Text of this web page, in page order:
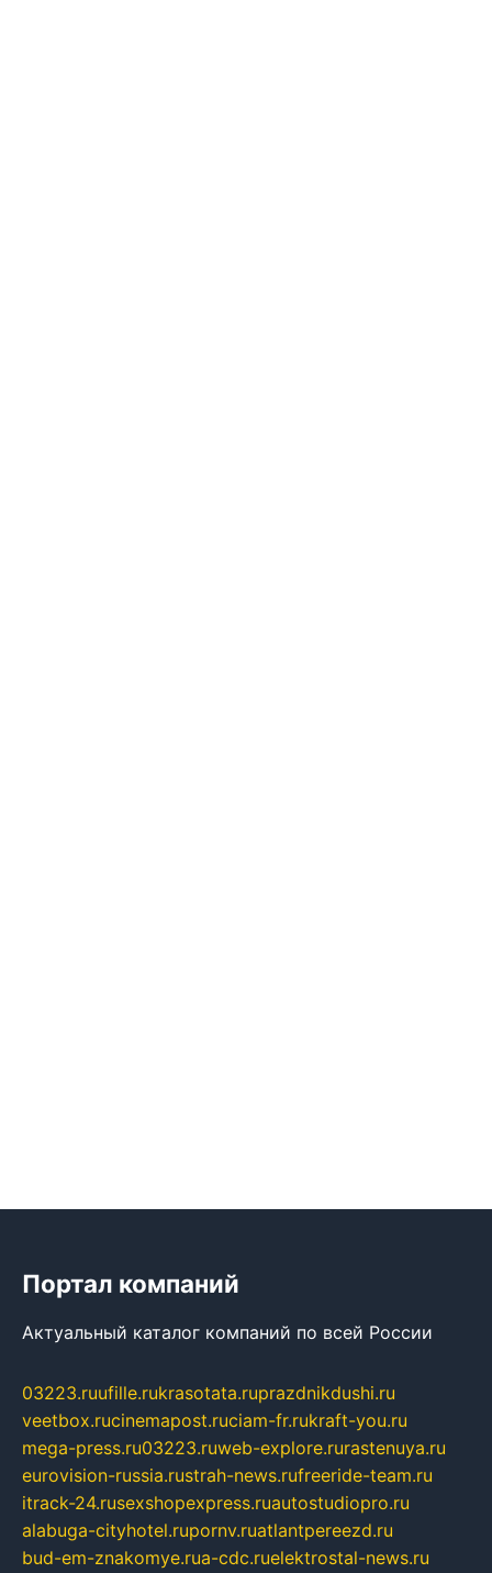
Портал компаний
Актуальный каталог компаний по всей России
03223.ruufille.rukrasotata.ruprazdnikdushi.ru
veetbox.rucinemapost.ruciam-fr.rukraft-you.ru
mega-press.ru03223.ruweb-explore.rurastenuya.ru
eurovision-russia.rustrah-news.rufreeride-team.ru
itrack-24.rusexshopexpress.ruautostudiopro.ru
alabuga-cityhotel.rupornv.ruatlantpereezd.ru
bud-em-znakomye.rua-cdc.ruelektrostal-news.ru